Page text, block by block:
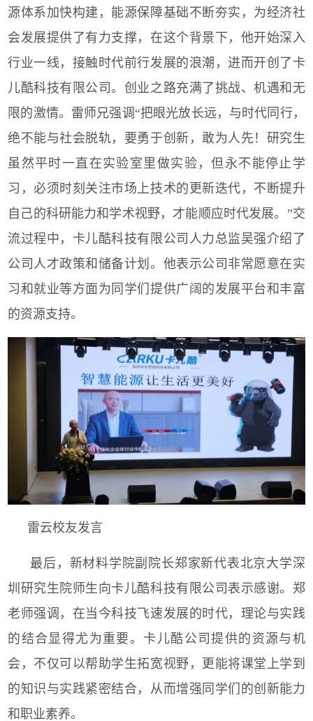
源体系加快构建，能源保障基础不断夯实，为经济社
会发展提供了有力支撑，在这个背景下，他开始深入
行业一线，接触时代前行发展的浪潮，进而开创了卡
儿酷科技有限公司。创业之路充满了挑战、机遇和无
限的激情。雷师兄强调“把眼光放长远，与时代同行，
绝不能与社会脱轨，要勇于创新，敢为人先！研究生
虽然平时一直在实验室里做实验，但永不能停止学
习，必须时刻关注市场上技术的更新迭代，不断提升
自己的科研能力和学术视野，才能顺应时代发展。”交
流过程中，卡儿酷科技有限公司人力总监吴强介绍了
公司人才政策和储备计划。他表示公司非常愿意在实
习和就业等方面为同学们提供广阔的发展平台和丰富
的资源支持。
雷云校友发言
最后，新材料学院副院长郑家新代表北京大学深
圳研究生院师生向卡儿酷科技有限公司表示感谢。郑
老师强调，在当今科技飞速发展的时代，理论与实践
的结合显得尤为重要。卡儿酷公司提供的资源与机
会，不仅可以帮助学生拓宽视野，更能将课堂上学到
的知识与实践紧密结合，从而增强同学们的创新能力
和职业素养。